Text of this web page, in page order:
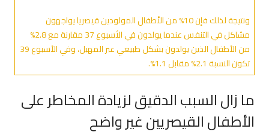
ونتيجة لذلك فإن 10% من الأطفال المولودين قيصريا يواجهون
مشاكل في التنفس عندما يولدون في الأسبوع 37 مقارنة مع 2.8%
من الأطفال الذين يولدون بشكل طبيعي عبر المهبل، وفي الأسبوع 39
تكون النسبة 2.1% مقابل 1.1%.
ما زال السبب الدقيق لزيادة المخاطر على
الأطفال القيصريين غير واضح